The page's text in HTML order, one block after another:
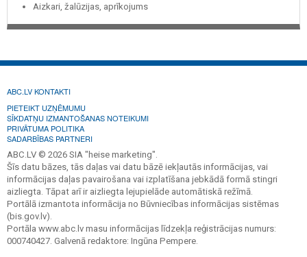
Aizkari, žalūzijas, aprīkojums
ABC.LV KONTAKTI
PIETEIKT UZŅĒMUMU
SĪKDATŅU IZMANTOŠANAS NOTEIKUMI
PRIVĀTUMA POLITIKA
SADARBĪBAS PARTNERI
ABC.LV © 2026 SIA "heise marketing".
Šīs datu bāzes, tās daļas vai datu bāzē iekļautās informācijas, vai
informācijas daļas pavairošana vai izplatīšana jebkādā formā stingri
aizliegta. Tāpat arī ir aizliegta lejupielāde automātiskā režīmā.
Portālā izmantota informācija no Būvniecības informācijas sistēmas
(bis.gov.lv).
Portāla www.abc.lv masu informācijas līdzekļa reģistrācijas numurs:
000740427. Galvenā redaktore: Ingūna Pempere.